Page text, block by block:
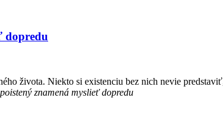
dopredu
života. Niekto si existenciu bez nich nevie
znamená myslieť dopredu